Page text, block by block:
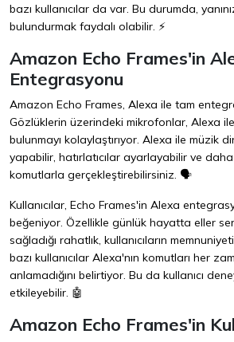
bazı kullanıcılar da var. Bu durumda,
bulundurmak faydalı olabilir. ⚡
Amazon Echo Frames'in
Entegrasyonu
Amazon Echo Frames, Alexa ile tam
Gözlüklerin üzerindeki mikrofonlar, Alexa
bulunmayı kolaylaştırıyor. Alexa ile müzik
yapabilir, hatırlatıcılar ayarlayabilir ve
komutlarla gerçekleştirebilirsiniz. 🗣️
Kullanıcılar, Echo Frames'in Alexa
beğeniyor. Özellikle günlük hayatta eller
sağladığı rahatlık, kullanıcıların
bazı kullanıcılar Alexa'nın komutları her
anlamadığını belirtiyor. Bu da kullanıcı
etkileyebilir. 🤖
Amazon Echo Frames'in